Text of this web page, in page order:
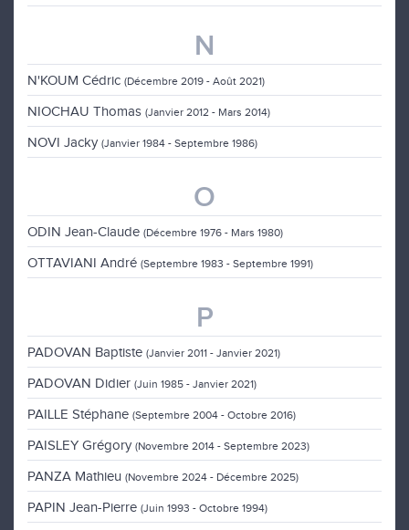
N
N'KOUM Cédric (Décembre 2019 - Août 2021)
NIOCHAU Thomas (Janvier 2012 - Mars 2014)
NOVI Jacky (Janvier 1984 - Septembre 1986)
O
ODIN Jean-Claude (Décembre 1976 - Mars 1980)
OTTAVIANI André (Septembre 1983 - Septembre 1991)
P
PADOVAN Baptiste (Janvier 2011 - Janvier 2021)
PADOVAN Didier (Juin 1985 - Janvier 2021)
PAILLE Stéphane (Septembre 2004 - Octobre 2016)
PAISLEY Grégory (Novembre 2014 - Septembre 2023)
PANZA Mathieu (Novembre 2024 - Décembre 2025)
PAPIN Jean-Pierre (Juin 1993 - Octobre 1994)